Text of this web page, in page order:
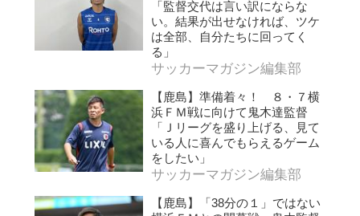
「監督交代は言い訳にならな
い。結果が出せなければ、ツケ
は全部、自分たちに回ってく
る」
サッカーマガジン編集部
【鹿島】準備着々！ ８・７横
浜ＦＭ戦に向けて鬼木達監督
「Ｊリーグを盛り上げる、見て
いる人に喜んでもらえるゲーム
をしたい」
サッカーマガジン編集部
【鹿島】「38分の１」ではない